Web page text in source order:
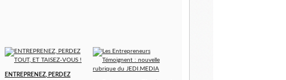
ENTREPRENEZ, PERDEZ